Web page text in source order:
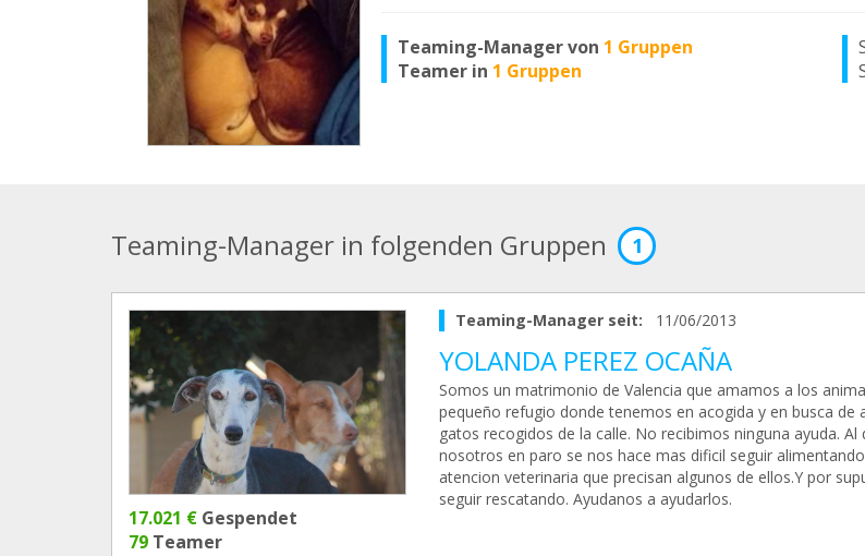
Teaming-Manager von 1 Gruppen
Teamer in 1 Gruppen
Teaming-Manager in folgenden Gruppen 1
17.021 € Gespendet
79 Teamer
Teaming-Manager seit: 11/06/2013
YOLANDA PEREZ OCAÑA
Somos un matrimonio de Valencia que amamos a los
pequeño refugio donde tenemos en acogida y en busca de
gatos recogidos de la calle. No recibimos ninguna ayuda. Al
nosotros en paro se nos hace mas dificil seguir
atencion veterinaria que precisan algunos de ellos.Y por
seguir rescatando. Ayudanos a ayudarlos.